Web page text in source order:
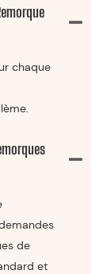
chaque
de
et